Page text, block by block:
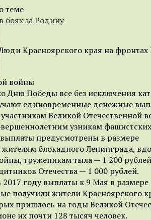
теме
боях за Родину
Красноярского края на фронтах
войны
Дню Победы все без исключения
единовременные денежные
Великой Отечественной
узникам фашистских
предусмотрены в размере
жителям блокадного Ленинграда,
труженикам тыла — 1 200
Отечества — 1 000 рублей.
2017 году выплаты к 9 Мая в
получили жители Красноярского
пришлось на годы Великой
их почти 128 тысяч человек.